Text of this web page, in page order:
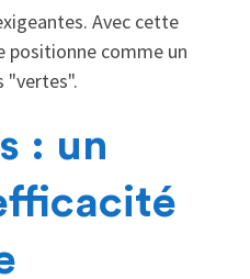
Avec cette
positionne comme un
"vertes".
: un